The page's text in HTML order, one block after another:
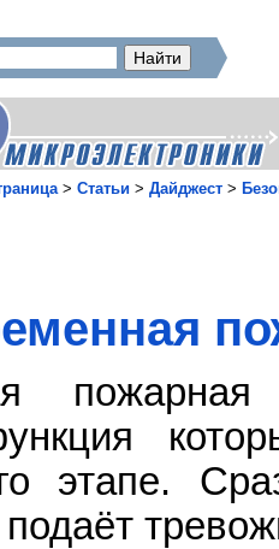
> Статьи > Дайджест >
этапе.
подаёт